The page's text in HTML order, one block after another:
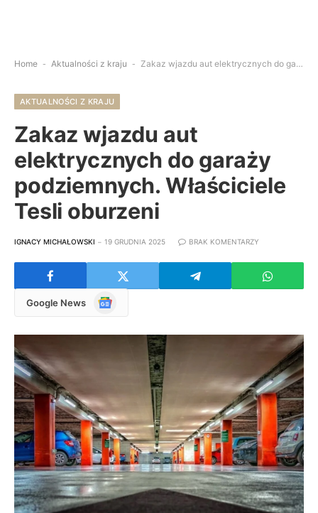
Home - Aktualności z kraju - Zakaz wjazdu aut elektrycznych do garaży podziemnych. Właściciele Tesli oburzeni
AKTUALNOŚCI Z KRAJU
Zakaz wjazdu aut
elektrycznych do garaży
podziemnych. Właściciele
Tesli oburzeni
IGNACY MICHAŁOWSKI 19 GRUDNIA 2025 BRAK KOMENTARZY
Google News
Google